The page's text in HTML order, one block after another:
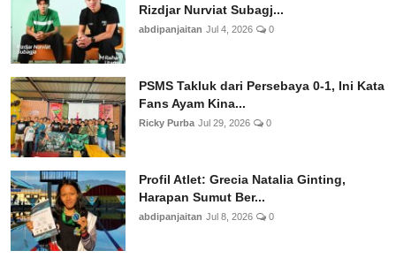
Rizdjar Nurviat Subagj...
abdipanjaitan Jul 4, 2026 0
PSMS Takluk dari Persebaya 0-1, Ini Kata
Fans Ayam Kina...
Ricky Purba Jul 29, 2026 0
Profil Atlet: Grecia Natalia Ginting,
Harapan Sumut Ber...
abdipanjaitan Jul 8, 2026 0